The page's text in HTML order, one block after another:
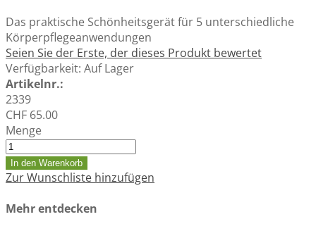
Das praktische Schönheitsgerät für 5 unterschiedliche
Körperpflegeanwendungen
Seien Sie der Erste, der dieses Produkt bewertet
Verfügbarkeit: Auf Lager
Artikelnr.:
2339
CHF 65.00
Menge
In den Warenkorb
Zur Wunschliste hinzufügen
Mehr entdecken